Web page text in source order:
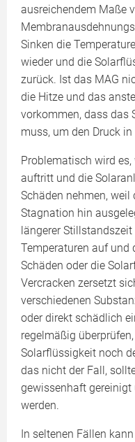
ausreichendem Maße
Sinken die
wieder und die
zurück. Ist das MAG
die Hitze und das
vorkommen, dass das
muss, um den Druck
Problematisch wird
auftritt und die
Schäden nehmen,
Stagnation hin
längerer
Temperaturen auf und
Schäden oder die
Vercracken zersetzt
verschiedenen
oder direkt schädlich
regelmäßig
Solarflüssigkeit noch
das nicht der Fall,
gewissenhaft
werden.
In seltenen Fällen